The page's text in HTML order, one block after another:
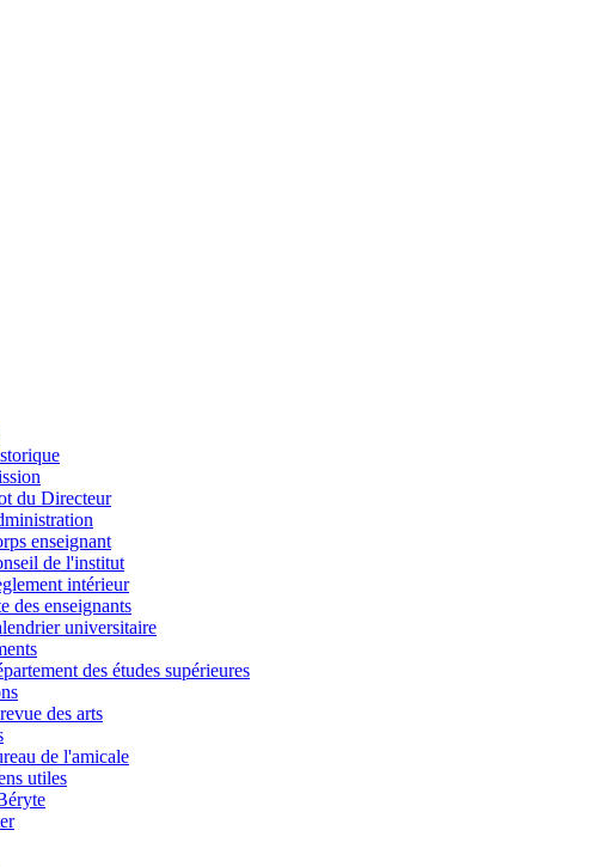
du Directeur
enseignant
de l'institut
intérieur
des enseignants
universitaire
des études supérieures
des arts
de l'amicale
utiles